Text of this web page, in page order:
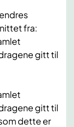
fra:
gitt til
gitt til
dette er